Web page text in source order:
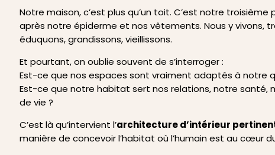
Notre maison, c’est plus qu’un toit. C’est notre troisième
après notre épiderme et nos vêtements. Nous y vivons,
éduquons, grandissons, vieillissons.
Et pourtant, on oublie souvent de s’interroger :
Est-ce que nos espaces sont vraiment adaptés à notre
Est-ce que notre habitat sert nos relations, notre santé,
de vie ?
C’est là qu’intervient l’architecture d’intérieur
manière de concevoir l’habitat où l’humain est au cœur